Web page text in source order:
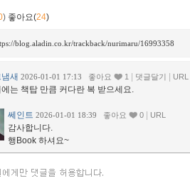
) 좋아요(24)
blog.aladin.co.kr/trackback/nurimaru/16993358
새 2026-01-01 17:13 좋아요 1 댓글달기 URL
는 책탑 만큼 커다란 복 받으세요.
쎄인트 2026-01-01 18:39 좋아요 0 URL
감사합니다.
행Book 하셔요~